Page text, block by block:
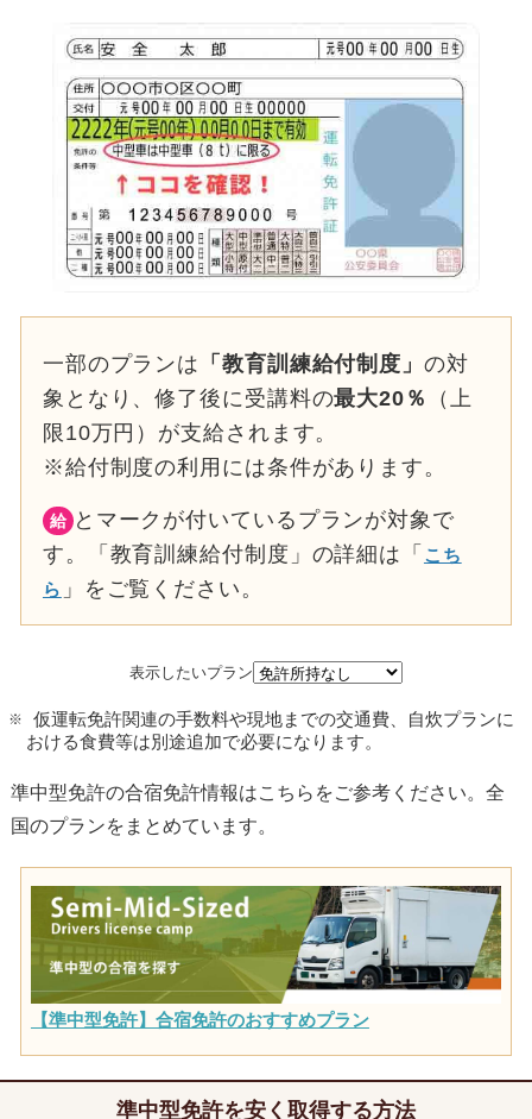
一部のプランは 「教育訓練給付制度」 の対
象となり、修了後に受講料の最大20％
（上
限10万円）が支給されます。
※給付制度の利用には条件があります。
給 とマークが付いているプランが対象で
す。「教育訓練給付制度」の詳細は「 こち
ら 」をご覧ください。
表示したいプラン
仮運転免許関連の手数料や現地までの交通費、自炊プランに
おける食費等は別途追加で必要になります。
準中型免許の合宿免許情報はこちらをご参考ください。全
国のプランをまとめています。
【準中型免許】合宿免許のおすすめプラン
準中型免許を安く取得する方法